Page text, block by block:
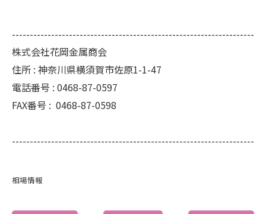
--------------------------------------------------------------------
株式会社花岡金属商会
住所 : 神奈川県横須賀市佐原1-1-47
電話番号 : 0468-87-0597
FAX番号 : 0468-87-0598
--------------------------------------------------------------------
相場情報